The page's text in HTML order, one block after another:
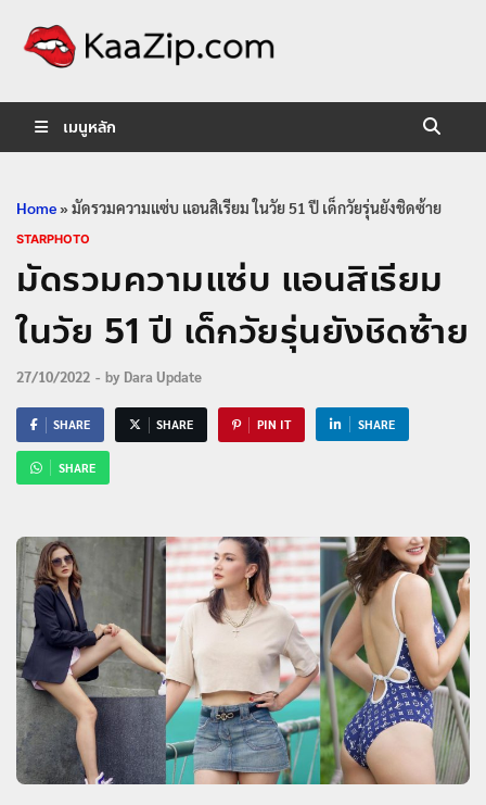
เมนูหลัก
Home»มัดรวมความแซ่บ แอนสิเรียม ในวัย 51 ปี เด็กวัยรุ่นยังชิดซ้าย
STARPHOTO
มัดรวมความแซ่บ แอนสิเรียม
ในวัย 51 ปี เด็กวัยรุ่นยังชิดซ้าย
27/10/2022 - by Dara Update
SHARE SHARE PIN IT SHARE
SHARE